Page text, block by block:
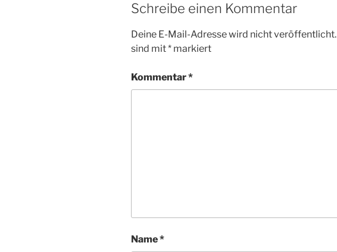
Schreibe einen Kommentar
Deine E-Mail-Adresse wird nicht veröffentlicht.
sind mit* markiert
Kommentar*
Name*